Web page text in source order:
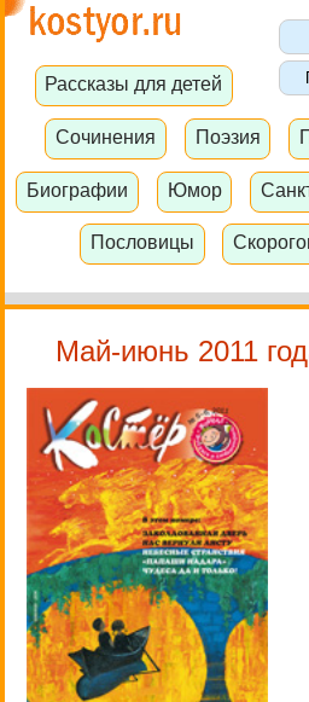
Рассказы для детей
Сочинения Поэзия
Биографии Юмор
Пословицы
Май-июнь 2011